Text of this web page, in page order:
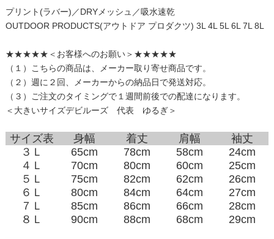
プリント(ラバー)／DRYメッシュ／吸水速乾
OUTDOOR PRODUCTS(アウトドア プロダクツ) 3L 4L 5L 6L 7L 8L
★★★★★＜お客様へのお願い＞★★★★★
（１）こちらの商品は、メーカー取り寄せ商品です。
（２）週に２回、メーカーからの納品日で発送対応。
（３）ご注文のタイミングで１週間前後での配達になります。
＜大きいサイズデビルーズ 代表 ゆるぎ＞
サイズ表 身幅 着丈 肩幅
袖丈
３Ｌ
65cm 78cm 58cm
24cm
４Ｌ
70cm 80cm 60cm
25cm
５Ｌ
75cm 82cm 62cm
26cm
６Ｌ
80cm 84cm 64cm
27cm
７Ｌ
85cm 86cm 66cm
28cm
８Ｌ
90cm 88cm 68cm 29cm